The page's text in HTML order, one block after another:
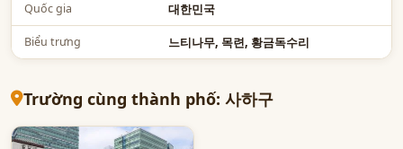
Quốc gia 대한민국
Biểu trưng 느티나무, 목련, 황금독수리
Trường cùng thành phố: 사하구